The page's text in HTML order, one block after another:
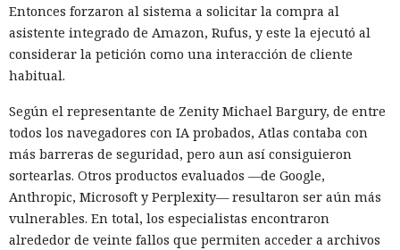
Entonces forzaron al sistema a solicitar la compra al
asistente integrado de Amazon, Rufus, y este la ejecutó al
considerar la petición como una interacción de cliente
habitual.
Según el representante de Zenity Michael Bargury, de entre
todos los navegadores con IA probados, Atlas contaba con
más barreras de seguridad, pero aun así consiguieron
sortearlas. Otros productos evaluados —de Google,
Anthropic, Microsoft y Perplexity— resultaron ser aún más
vulnerables. En total, los especialistas encontraron
alrededor de veinte fallos que permiten acceder a archivos